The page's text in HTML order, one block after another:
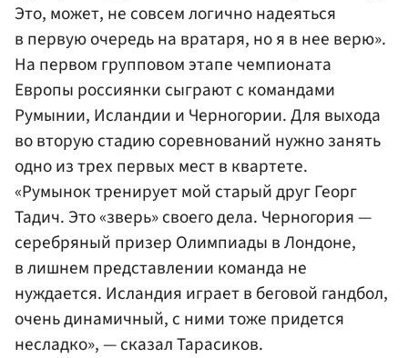
Это, может, не совсем логично надеяться
в первую очередь на вратаря, но я в нее верю».
На первом групповом этапе чемпионата
Европы россиянки сыграют с командами
Румынии, Исландии и Черногории. Для выхода
во вторую стадию соревнований нужно занять
одно из трех первых мест в квартете.
«Румынок тренирует мой старый друг Георг
Тадич. Это «зверь» своего дела. Черногория —
серебряный призер Олимпиады в Лондоне,
в лишнем представлении команда не
нуждается. Исландия играет в беговой гандбол,
очень динамичный, с ними тоже придется
несладко», — сказал Тарасиков.